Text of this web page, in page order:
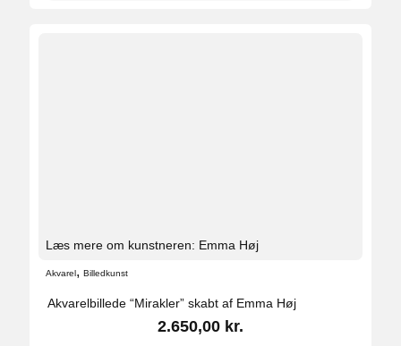
Læs mere om kunstneren: Emma Høj
Akvarel,Billedkunst
Akvarelbillede “Mirakler” skabt af Emma Høj
2.650,00 kr.